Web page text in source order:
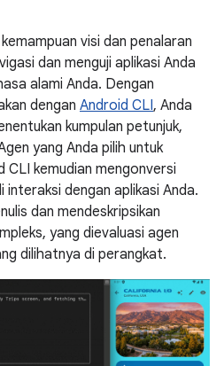
visi dan penalaran
dan menguji aplikasi Anda
alami Anda. Dengan
dengan Android CLI, Anda
kumpulan petunjuk,
yang Anda pilih untuk
CLI kemudian mengonversi
dengan aplikasi Anda.
dan mendeskripsikan
yang dievaluasi agen
dilihatnya di perangkat.